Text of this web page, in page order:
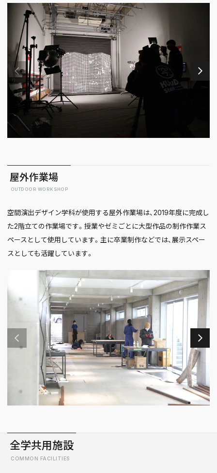
屋外作業場
OUTDOOR WORKSHOP
空間演出デザイン学科が使用する屋外作業場は、2019年度に完成し
た2階立ての作業場です。授業やゼミごとに大型作品の制作作業ス
ペースとして使用しています。主に卒業制作などでは、展示スペー
スとしても活躍しています。
全学共用施設
COMMON FACILITIES